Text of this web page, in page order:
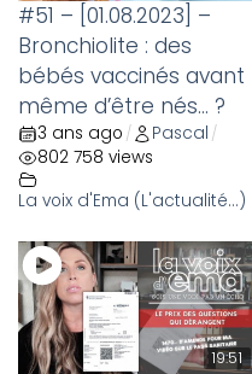
#51 – [01.08.2023] –
Bronchiolite : des
bébés vaccinés avant
même d’être nés… ?
3 ans ago / Pascal /
802 758 views
La voix d'Ema (L'actualité...)
19:51